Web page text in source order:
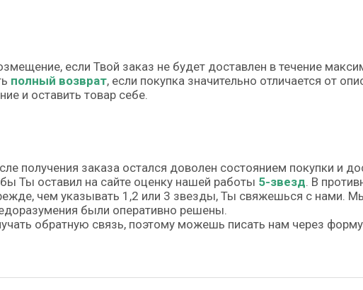
если Твой заказ не будет доставлен в течение
полный возврат, если покупка значительно отличается от
и оставить товар себе.
получения заказа остался доволен состоянием покупки и
Ты оставил на сайте оценку нашей работы 5-звезд. В
чем указывать 1,2 или 3 звезды, Ты свяжешься с нами.
были оперативно решены.
обратную связь, поэтому можешь писать нам через